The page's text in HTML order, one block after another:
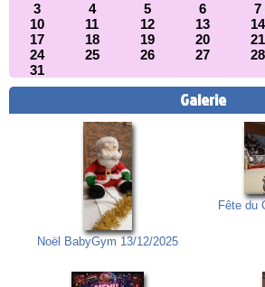
3
4 5 6 7
10
11 12 13 14
17
18 19 20 21
24
25 26 27 28
31
Galerie
Noël BabyGym 13/12/2025
Fête du